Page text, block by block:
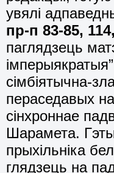
увялі
пр-п 83-85,
паглядзець
імперыякратыя”
сімбіятычна-
пераседавых
сінхроннае
Шарамета.
прыхільніка
глядзець на